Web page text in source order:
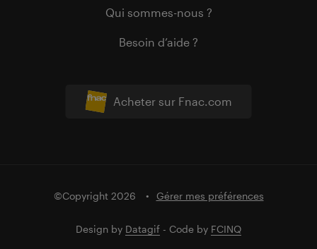
Acheter sur Fnac.com
Qui sommes-nous ?
Besoin d’aide ?
©Copyright 2026 Gérer mes préférences
Design by Datagif - Code by FCINQ